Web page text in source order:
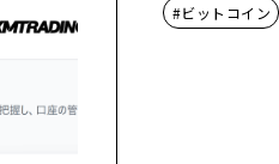
#ビットコイン